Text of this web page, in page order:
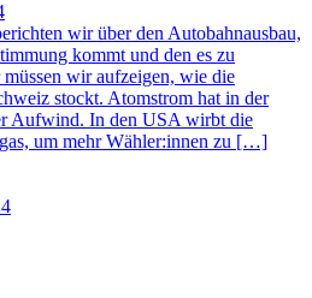
wir über den Autobahnausbau,
kommt und den es zu
wir aufzeigen, wie die
stockt. Atomstrom hat in der
Aufwind. In den USA wirbt die
um mehr Wähler:innen zu […]